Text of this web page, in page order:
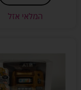
המלאי אזל